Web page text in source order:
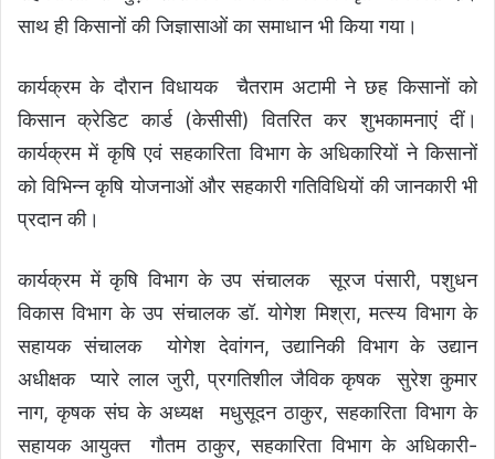
साथ ही किसानों की जिज्ञासाओं का समाधान भी किया गया।
कार्यक्रम के दौरान विधायक चैतराम अटामी ने छह किसानों को
किसान क्रेडिट कार्ड (केसीसी) वितरित कर शुभकामनाएं दीं।
कार्यक्रम में कृषि एवं सहकारिता विभाग के अधिकारियों ने किसानों
को विभिन्न कृषि योजनाओं और सहकारी गतिविधियों की जानकारी भी
प्रदान की।
कार्यक्रम में कृषि विभाग के उप संचालक सूरज पंसारी, पशुधन
विकास विभाग के उप संचालक डॉ. योगेश मिश्रा, मत्स्य विभाग के
सहायक संचालक योगेश देवांगन, उद्यानिकी विभाग के उद्यान
अधीक्षक प्यारे लाल जुरी, प्रगतिशील जैविक कृषक सुरेश कुमार
नाग, कृषक संघ के अध्यक्ष मधुसूदन ठाकुर, सहकारिता विभाग के
सहायक आयुक्त गौतम ठाकुर, सहकारिता विभाग के अधिकारी-